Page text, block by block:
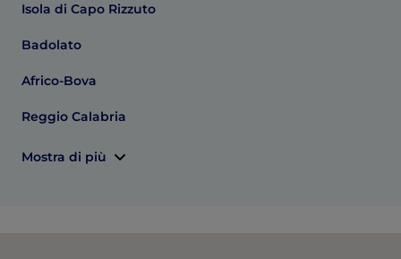
Isola di Capo Rizzuto
Badolato
Africo-Bova
Reggio Calabria
Mostra di più